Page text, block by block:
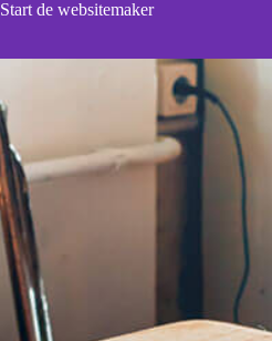
Start de websitemaker